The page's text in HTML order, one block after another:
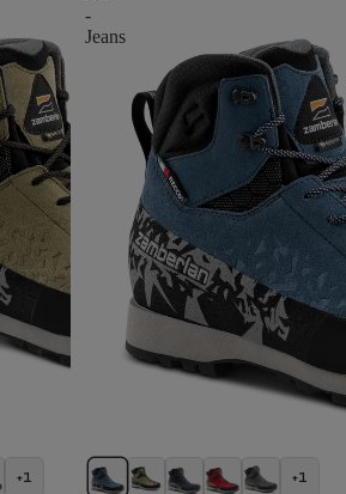
+1
-
Jeans
+1